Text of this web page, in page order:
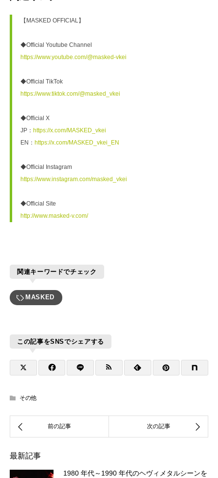
【MASKED OFFICIAL】
◆Official Youtube Channel
https://www.youtube.com/@masked-vkei
◆Official TikTok
https://www.tiktok.com/@masked_vkei
◆Official X
JP： https://x.com/MASKED_vkei
EN： https://x.com/MASKED_vkei_EN
◆Official Instagram
https://www.instagram.com/masked_vkei
◆Official Site
http://www.masked-v.com/
関連キーワードでチェック
MASKED
この記事をSNSでシェアする
その他
最新記事
1980 年代～1990 年代のヘヴィメタルシーンを